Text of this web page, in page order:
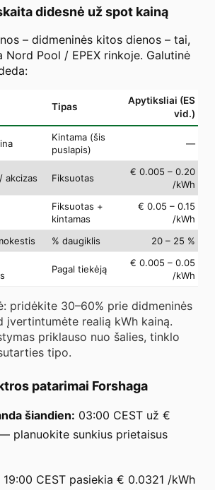
didesnė už spot kainą
– didmeninės kitos dienos – tai,
Nord Pool / EPEX rinkoje. Galutinė
Tipas
Apytiksliai (ES
vid.)
Kintama (šis
puslapis)
—
akcizas Fiksuotas
€ 0.005 – 0.20
/kWh
Fiksuotas +
kintamas
€ 0.05 – 0.15
/kWh
% daugiklis
20 – 25 %
Pagal tiekėją
€ 0.005 – 0.05
/kWh
pridėkite 30–60% prie didmeninės
įvertintumėte realią kWh kainą.
priklauso nuo šalies, tinklo
tipo.
patarimai Forshaga
šiandien: 03:00 CEST už €
planuokite sunkius prietaisus
19:00 CEST pasiekia € 0.0321 /kWh